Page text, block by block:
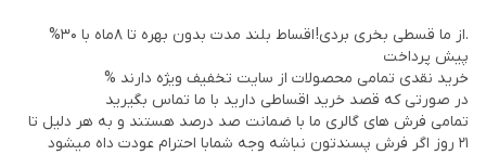
.از ما قسطی بخری بردی! اقساط بلند مدت بدون بهره تا 8ماه با 30%
پیش پرداخت
خرید نقدی تمامی محصولات از سایت تخفیف ویژه دارند %
در صورتی که قصد خرید اقساطی دارید با ما تماس بگیرید
تمامی فرش های گالری ما با ضمانت صد درصد هستند و به هر دلیل تا
21 روز اگر فرش پسندتون نباشه وجه شمابا احترام عودت داه میشود